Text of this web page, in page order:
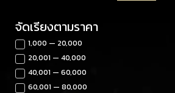
จัดเรียงตามราคา
1,000 — 20,000
20,001 — 40,000
40,001 — 60,000
60,001 — 80,000